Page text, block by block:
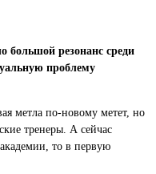
резонанс среди
проблему
метла по-новому метет, но
тренеры. А сейчас
то в первую